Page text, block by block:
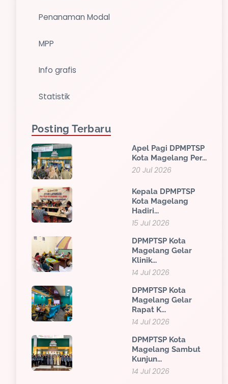
Penanaman Modal
MPP
Info grafis
Statistik
Posting Terbaru
Apel Pagi DPMPTSP
Kota Magelang Per...
20 Jul 2026
Kepala DPMPTSP
Kota Magelang
Hadiri...
15 Jul 2026
DPMPTSP Kota
Magelang Gelar
Klinik...
14 Jul 2026
DPMPTSP Kota
Magelang Gelar
Rapat K...
14 Jul 2026
DPMPTSP Kota
Magelang Sambut
Kunjun...
14 Jul 2026